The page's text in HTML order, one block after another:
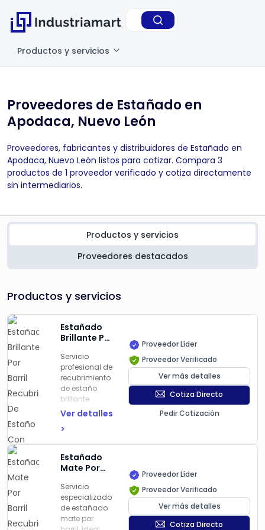
Productos y servicios
Proveedores de Estañado en
Apodaca, Nuevo León
Proveedores, fabricantes y distribuidores de Estañado en
Apodaca, Nuevo León listos para cotizar. Compara 3
productos de 1 proveedor verificado y cotiza directamente
sin intermediarios.
Productos y servicios
Proveedores destacados
Productos y servicios
Estañado
Brillante Por
Recubrimiento
De Estaño
Con Opción
Base de
Níquel
Servicio
profesional de
recubrimiento
de estaño
brillante
aplicado
a conectores
eléctricos y
barras
colectoras
para mejorar
la
conductividad
y resistencia a
la corrosión.
Este
Ver detalles
>
Proveedor Líder
Proveedor Verificado
Ver más detalles
Cotiza Directo
Pedir Cotización
Estañado
Mate Por
Recubrimiento
De Estaño
Con Opción
Base de
Servicio
especializado
de estañado
mate por
Proveedor Líder
Proveedor Verificado
Ver más detalles
Cotiza Directo